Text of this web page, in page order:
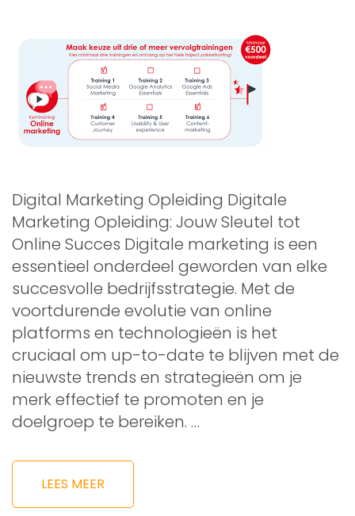
Digital Marketing Opleiding Digitale
Marketing Opleiding: Jouw Sleutel tot
Online Succes Digitale marketing is een
essentieel onderdeel geworden van elke
succesvolle bedrijfsstrategie. Met de
voortdurende evolutie van online
platforms en technologieën is het
cruciaal om up-to-date te blijven met de
nieuwste trends en strategieën om je
merk effectief te promoten en je
doelgroep te bereiken. …
LEES MEER